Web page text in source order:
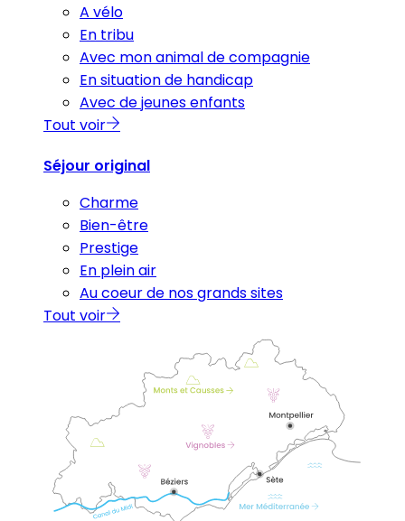
A vélo
En tribu
Avec mon animal de compagnie
En situation de handicap
Avec de jeunes enfants
Tout voir
Séjour original
Charme
Bien-être
Prestige
En plein air
Au coeur de nos grands sites
Tout voir